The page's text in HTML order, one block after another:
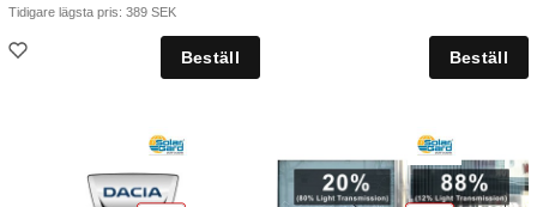
Tidigare lägsta pris: 389 SEK